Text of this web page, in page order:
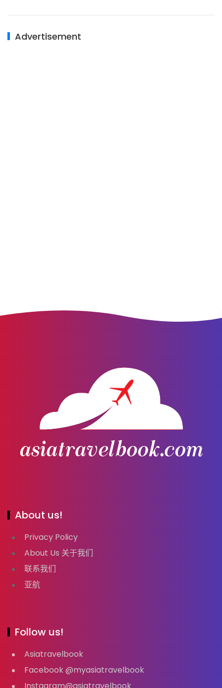
Advertisement
About us!
Privacy Policy
About Us 关于我们
联系我们
亚航
Follow us!
Asiatravelbook
Facebook @myasiatravelbook